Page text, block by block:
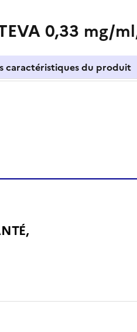
0,33 mg/
caractéristiques du produit